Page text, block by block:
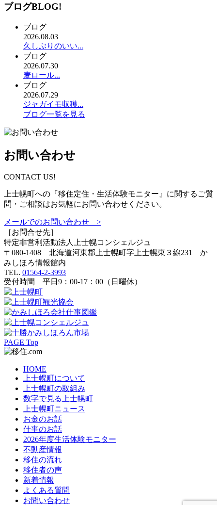
ブログBLOG!
ブログ
2026.08.03
久しぶりのいい...
ブログ
2026.07.30
麦ロール...
ブログ
2026.07.29
ジャガイモ収穫...
ブログ一覧を見る
お問い合わせ
CONTACT US!
上士幌町への『移住定住・生活体験モニター』に関するご質
問・ご相談はお気軽にお問い合わせください。
メールでのお問い合わせ >
［お問合せ先］
特定非営利活動法人
上士幌コンシェルジュ
〒080-1408 北海道河東郡上士幌町字上士幌東３線231 か
みしほろ情報館内
TEL. 01564-2-3993
受付時間 平日9：00-17：00（日曜休）
PAGE Top
HOME
上士幌町について
上士幌町の取組み
数字で見る上士幌町
上士幌町ニュース
お金のお話
仕事のお話
2026年度生活体験モニター
不動産情報
移住の流れ
移住者の声
新着情報
よくある質問
お問い合わせ